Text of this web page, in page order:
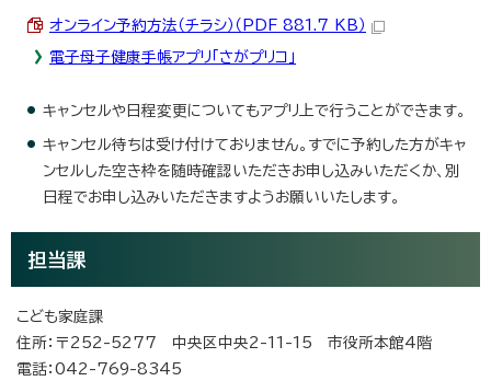
オンライン予約方法（チラシ）（PDF 881.7 KB）
電子母子健康手帳アプリ「さがプリコ」
キャンセルや日程変更についてもアプリ上で行うことができます。
キャンセル待ちは受け付けておりません。すでに予約した方がキャ
ンセルした空き枠を随時確認いただきお申し込みいただくか、別
日程でお申し込みいただきますようお願いいたします。
担当課
こども家庭課
住所：〒252-5277 中央区中央2-11-15 市役所本館4階
電話：042-769-8345